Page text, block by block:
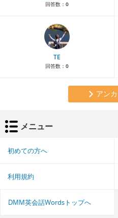
回答数： 0
TE
回答数： 0
アン
メニュー
初めての方へ
利用規約
DMM英会話Wordsトップへ